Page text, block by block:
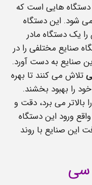
هایی است که
می شود. این دستگاه
را یک دستگاه مادر
صنایع مختلفی را در
صنایع به دست آورد.
تلاش می کنند تا بهره
را بهبود بخشند.
بالاتر می برد، دقت و
ورود این دستگاه
این صنایع با روند
سی